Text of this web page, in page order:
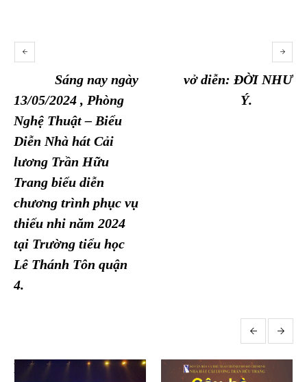
Sáng nay ngày
13/05/2024 , Phòng
Nghệ Thuật – Biểu
Diễn Nhà hát Cải
lương Trần Hữu
Trang biểu diễn
chương trình phục vụ
thiếu nhi năm 2024
tại Trường tiểu học
Lê Thánh Tôn quận
4.
vở diễn: ĐỜI NHƯ
Ý.
More posts